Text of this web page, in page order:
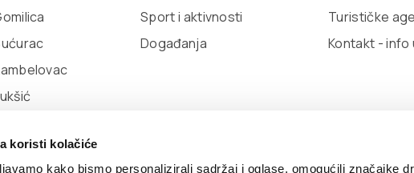
koristi kolačiće
kako bismo personalizirali sadržaj i oglase, omogućili značajke
Sport i aktivnosti
Događanja
Turističke
Kontakt - info